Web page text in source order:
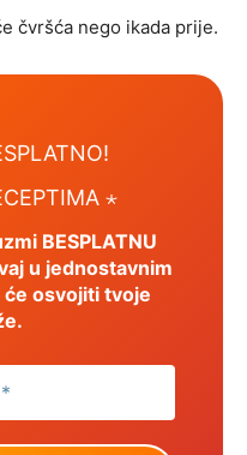
čvršća nego ikada prije.
⋆
BESPLATNU
u jednostavnim
će osvojiti tvoje